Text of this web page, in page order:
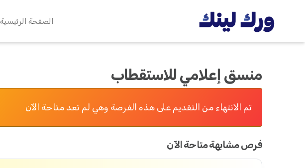
الصفحة الرئيسية
منسق إعلامي للاستقطاب
تم الانتهاء من التقديم على هذه الفرصة وهي لم تعد متاحة الآن
فرص مشابهة متاحة الآن